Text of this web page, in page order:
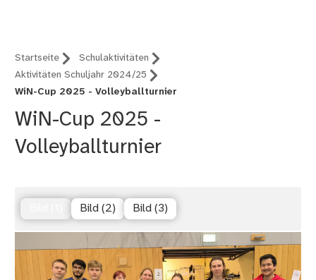
Startseite
Schulaktivitäten
Aktivitäten Schuljahr 2024/25
WiN-Cup 2025 - Volleyballturnier
WiN-Cup 2025 -
Volleyballturnier
Bild (2) Bild (3)